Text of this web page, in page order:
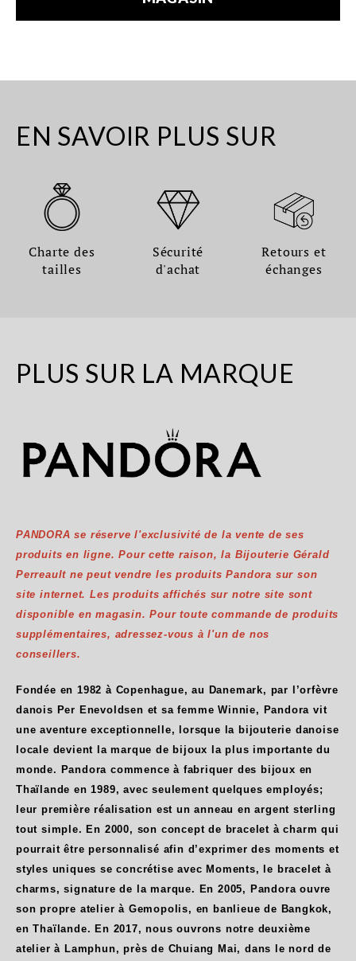
EN SAVOIR PLUS SUR
Charte des
tailles
Sécurité
d'achat
Retours et
échanges
PLUS SUR LA MARQUE
PANDORA se réserve l'exclusivité de la vente de ses
produits en ligne. Pour cette raison, la Bijouterie Gérald
Perreault ne peut vendre les produits Pandora sur son
site internet. Les produits affichés sur notre site sont
disponible en magasin. Pour toute commande de produits
supplémentaires, adressez-vous à l'un de nos
conseillers.
Fondée en 1982 à Copenhague, au Danemark, par l’orfèvre
danois Per Enevoldsen et sa femme Winnie, Pandora vit
une aventure exceptionnelle, lorsque la bijouterie danoise
locale devient la marque de bijoux la plus importante du
monde. Pandora commence à fabriquer des bijoux en
Thaïlande en 1989, avec seulement quelques employés;
leur première réalisation est un anneau en argent sterling
tout simple. En 2000, son concept de bracelet à charm qui
pourrait être personnalisé afin d’exprimer des moments et
styles uniques se concrétise avec Moments, le bracelet à
charms, signature de la marque. En 2005, Pandora ouvre
son propre atelier à Gemopolis, en banlieue de Bangkok,
en Thaïlande. En 2017, nous ouvrons notre deuxième
atelier à Lamphun, près de Chuiang Mai, dans le nord de